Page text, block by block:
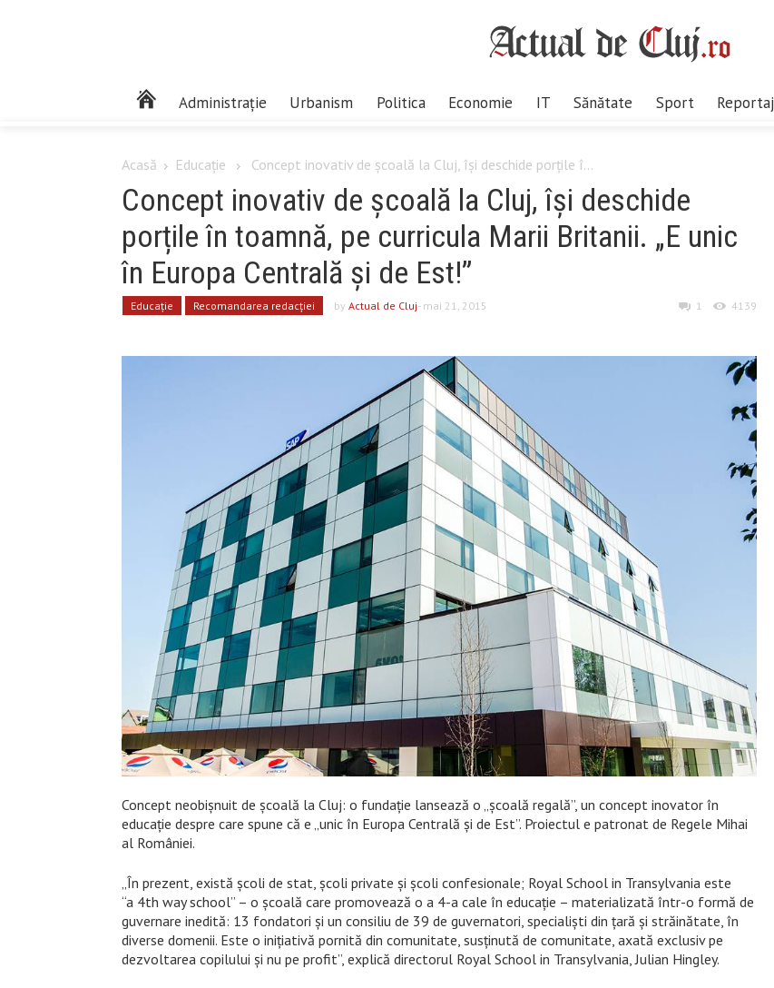
Administrație Urbanism Politica Economie IT Sănătate Sport Reportaj
Acasă Educaţie Concept inovativ de școală la Cluj, își deschide porțile î...
Concept inovativ de școală la Cluj, își deschide
porțile în toamnă, pe curricula Marii Britanii. „E unic
în Europa Centrală și de Est!”
Educaţie Recomandarea redacției by Actual de Cluj- mai 21, 2015 1 4139
Concept neobișnuit de școală la Cluj: o fundație lansează o „școală regală”, un concept inovator în
educație despre care spune că e „unic în Europa Centrală și de Est”. Proiectul e patronat de Regele Mihai
al României.
„În prezent, există şcoli de stat, şcoli private şi şcoli confesionale; Royal School in Transylvania este
“a 4th way school” – o școală care promovează o a 4-a cale în educaţie – materializată într-o formă de
guvernare inedită: 13 fondatori şi un consiliu de 39 de guvernatori, specialiști din ţară şi străinătate, în
diverse domenii. Este o iniţiativă pornită din comunitate, susţinută de comunitate, axată exclusiv pe
dezvoltarea copilului și nu pe profit”, explică directorul Royal School in Transylvania, Julian Hingley.